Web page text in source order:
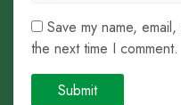
Save my name,
the next time I comment.